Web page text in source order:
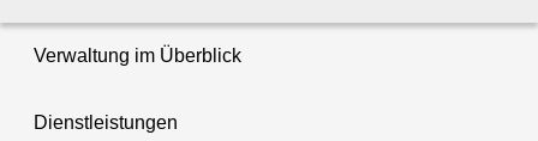
Verwaltung im Überblick
Dienstleistungen